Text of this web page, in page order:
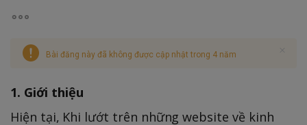
Bài đăng này đã không được cập nhật trong 4 năm
1. Giới thiệu
Hiện tại, Khi lướt trên những website về kinh